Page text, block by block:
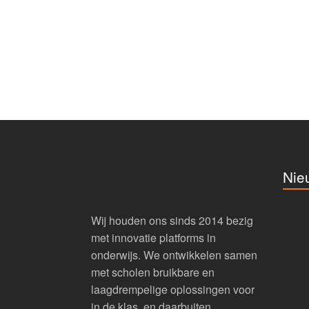
Wij houden ons sinds 2014 bezig
met innovatie platforms in
onderwijs. We ontwikkelen samen
met scholen bruikbare en
laagdrempelige oplossingen voor